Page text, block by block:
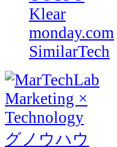
Klear
monday.com
SimilarTech
グノウハウ